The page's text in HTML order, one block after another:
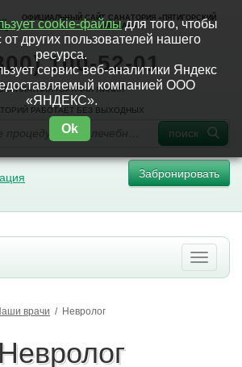
ОФИЦИАЛЬНЫЙ САЙТ САНАТОРИЯ «ПЯТИГОРСКИЙ
НАРЗАН»
100-52-01
ГОРЯЧАЯ ЛИНИЯ
РАБОТАЕТ БЕЗ ВЫХОДНЫХ
поиск
Забронировать
врачи / Невролог
Невролог
cookie-файлыдля того, чтобы
от других пользователей нашего
ресурса.
сервис веб-аналитики Яндекс
компанией ООО
«ЯНДЕКС».
Ok